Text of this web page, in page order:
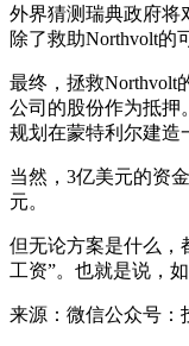
外界猜测瑞典政府将
除了救助Northvolt的
最终，拯救Northvolt
公司的股份作为抵押
规划在蒙特利尔建造
当然，3亿美元的资
元。
但无论方案是什么，
工资”。也就是说，
来源：微信公众号：